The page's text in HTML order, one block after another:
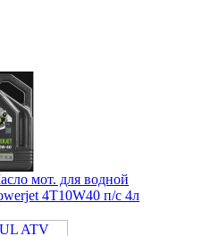
мот. для водной
4T10W40 п/с 4л